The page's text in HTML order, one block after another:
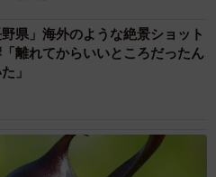
野県」海外のような絶景ショット
離れてからいいところだったん
」